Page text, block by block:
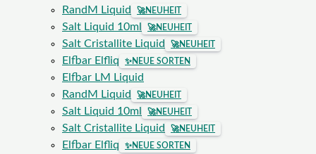
RandM Liquid
🚀NEUHEIT
Salt Liquid 10ml 🚀NEUHEIT
Salt Cristallite Liquid 🚀NEUHEIT
Elfbar Elfliq ✨NEUE SORTEN
Elfbar LM Liquid
RandM Liquid
🚀NEUHEIT
Salt Liquid 10ml 🚀NEUHEIT
Salt Cristallite Liquid 🚀NEUHEIT
Elfbar Elfliq ✨NEUE SORTEN